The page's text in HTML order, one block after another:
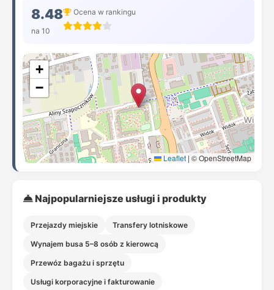
8.48
na 10
Ocena w rankingu
+
−
Leaflet | © OpenStreetMap
Najpopularniejsze usługi i produkty
Przejazdy miejskie Transfery lotniskowe
Wynajem busa 5–8 osób z kierowcą
Przewóz bagażu i sprzętu
Usługi korporacyjne i fakturowanie